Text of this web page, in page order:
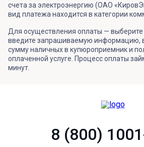
счета за электроэнергию (ОАО
вид платежа находится в категории
Для осуществления оплаты —
введите запрашиваемую информацию,
сумму наличных в купюроприемник и
оплаченной услуге. Процесс оплаты
минут.
8 (800)